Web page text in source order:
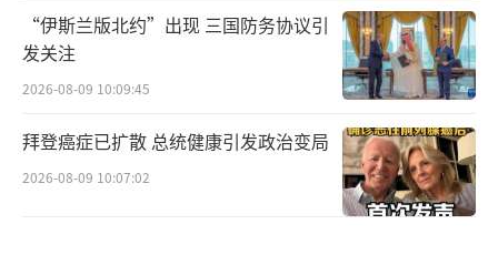
预计，巴西、智利、哥伦比亚、墨西哥和秘鲁
等国，将继续受益于原材料以及农产品深加工
需求的增长。巴西政府的预测显示，今年出口
规模有望达到3400亿至3800亿美元区间；智利
央行预计，在上一年基础上，其商品和服务出
口将保持温和增长；阿根廷央行的调研结果也
“伊斯兰版北约”出现 三国防务协议引
发关注
2026-08-09 10:09:45
拜登癌症已扩散 总统健康引发政治变局
2026-08-09 10:07:02